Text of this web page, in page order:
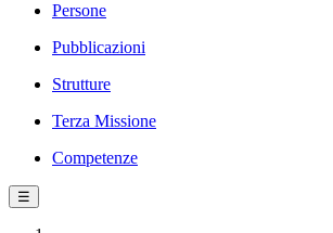
Persone
Pubblicazioni
Strutture
Terza Missione
Competenze
☰